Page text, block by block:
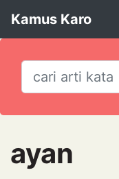
Kamus Karo
ayan